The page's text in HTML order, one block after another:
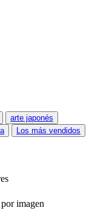
arte japonés
Los más vendidos
imagen